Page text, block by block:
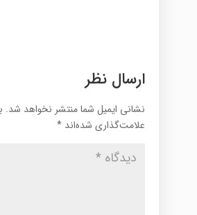
ارسال نظر
نشانی ایمیل شما منتشر نخواهد شد.
علامت‌گذاری شده‌اند *